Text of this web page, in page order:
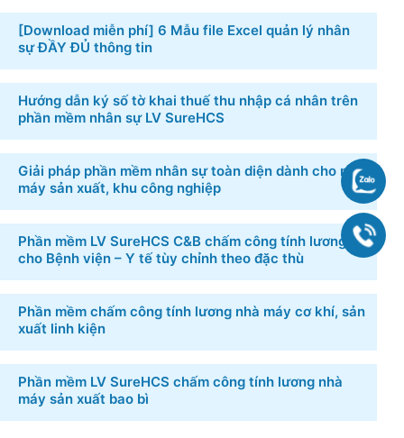
[Download miễn phí] 6 ​Mẫu file Excel quản lý nhân
sự​ ĐẦY ĐỦ thông tin
Hướng dẫn ký số tờ khai thuế thu nhập cá nhân trên
phần mềm nhân sự LV SureHCS
Giải pháp phần mềm nhân sự toàn diện dành cho nhà
máy sản xuất, khu công nghiệp
Phần mềm LV SureHCS C&B chấm công tính lương
cho Bệnh viện – Y tế tùy chỉnh theo đặc thù
Phần mềm chấm công tính lương nhà máy cơ khí, sản
xuất linh kiện
Phần mềm LV SureHCS chấm công tính lương nhà
máy sản xuất bao bì